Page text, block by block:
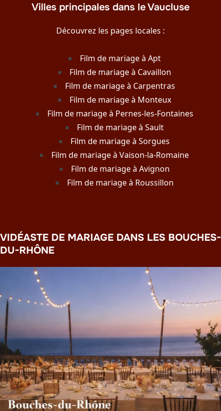
Villes principales dans le Vaucluse
Découvrez les pages locales :
Film de mariage à Apt
Film de mariage à Cavaillon
Film de mariage à Carpentras
Film de mariage à Monteux
Film de mariage à Pernes-les-Fontaines
Film de mariage à Sault
Film de mariage à Sorgues
Film de mariage à Vaison-la-Romaine
Film de mariage à Avignon
Film de mariage à Roussillon
VIDÉASTE DE MARIAGE DANS LES BOUCHES-
DU-RHÔNE